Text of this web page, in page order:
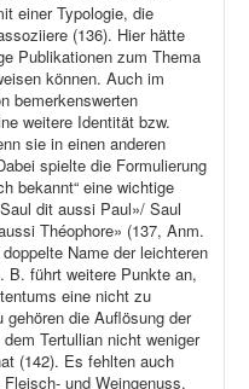
einer Typologie, die
(136). Hier hätte
Publikationen zum Thema
können. Auch im
bemerkenswerten
weitere Identität bzw.
sie in einen anderen
spielte die Formulierung
bekannt“ eine wichtige
dit aussi Paul»/ Saul
Théophore» (137, Anm.
Name der leichteren
B. führt weitere Punkte an,
eine nicht zu
die Auflösung der
Tertullian nicht weniger
(142). Es fehlten auch
und Weingenuss,